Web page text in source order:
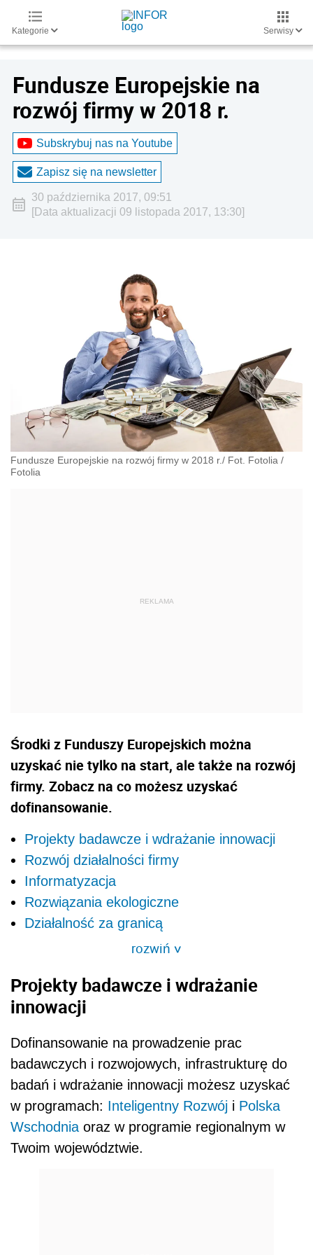
Kategorie Serwisy
Fundusze Europejskie na
rozwój firmy w 2018 r.
Subskrybuj nas na Youtube
Zapisz się na newsletter
30 października 2017, 09:51
[Data aktualizacji 09 listopada 2017, 13:30]
Fundusze Europejskie na rozwój firmy w 2018 r./ Fot. Fotolia /
Fotolia
Środki z Funduszy Europejskich można
uzyskać nie tylko na start, ale także na rozwój
firmy. Zobacz na co możesz uzyskać
dofinansowanie.
Projekty badawcze i wdrażanie innowacji
Rozwój działalności firmy
Informatyzacja
Rozwiązania ekologiczne
Działalność za granicą
rozwiń>
Projekty badawcze i wdrażanie
innowacji
Dofinansowanie na prowadzenie prac
badawczych i rozwojowych, infrastrukturę do
badań i wdrażanie innowacji możesz uzyskać
w programach: Inteligentny Rozwój i Polska
Wschodnia oraz w programie regionalnym w
Twoim województwie.